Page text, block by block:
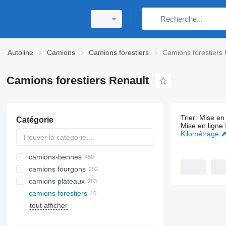
Autoline Camions Camions forestiers Camions forestiers
Camions forestiers Renault
Catégorie
camions-bennes
camions fourgons
camions plateaux
camions forestiers
tout afficher
10
Trier: Mise
Mise en ligne
Kilométrage